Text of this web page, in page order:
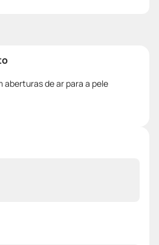
aberturas de ar para a pele